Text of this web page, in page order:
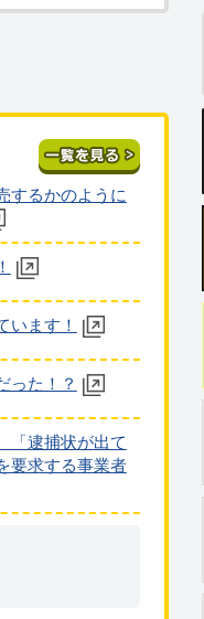
するかのように
います！
った！？
「逮捕状が出て
要求する事業者